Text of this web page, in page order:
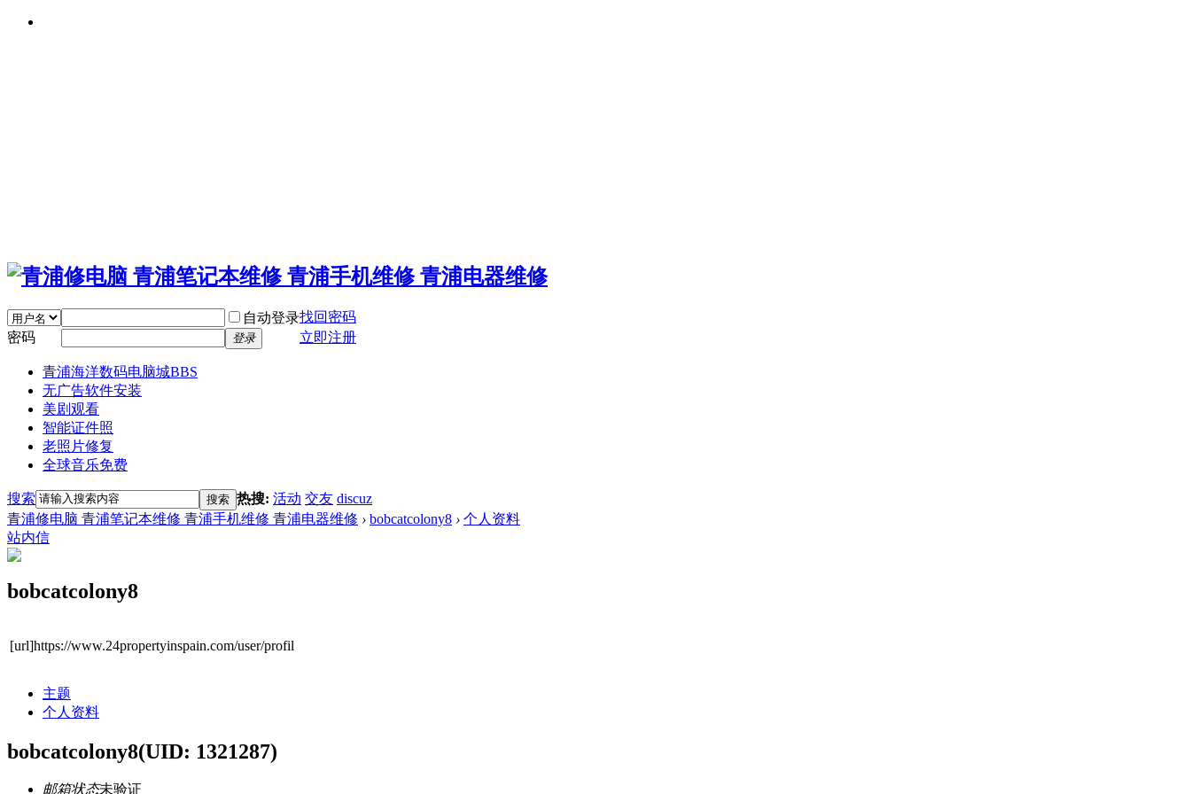
自动登录找回密码
密码
登录 立即注册
青浦海洋数码电脑城BBS
无广告软件安装
美剧观看
智能证件照
老照片修复
全球音乐免费
搜索 搜索 热搜: 活动 交友 discuz
青浦修电脑 青浦笔记本维修 青浦手机维修 青浦电器维修 › bobcatcolony8 › 个人资料
站内信
bobcatcolony8
[url]https://www.24propertyinspain.com/user/profil
主题
个人资料
bobcatcolony8(UID: 1321287)
邮箱状态未验证